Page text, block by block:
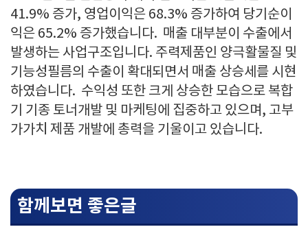
41.9% 증가, 영업이익은 68.3% 증가하여 당기순이
익은 65.2% 증가했습니다. 매출 대부분이 수출에서
발생하는 사업구조입니다. 주력제품인 양극활물질 및
기능성필름의 수출이 확대되면서 매출 상승세를 시현
하였습니다. 수익성 또한 크게 상승한 모습으로 복합
기 기종 토너개발 및 마케팅에 집중하고 있으며, 고부
가가치 제품 개발에 총력을 기울이고 있습니다.
함께보면 좋은글